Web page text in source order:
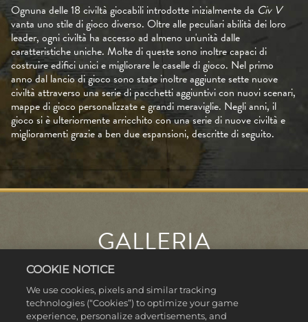
Ognuna delle 18 civiltà giocabili introdotte inizialmente da Civ V
vanta uno stile di gioco diverso. Oltre alle peculiari abilità dei loro
leader, ogni civiltà ha accesso ad almeno un'unità dalle
caratteristiche uniche. Molte di queste sono inoltre capaci di
costruire edifici unici e migliorare le caselle di gioco. Nel primo
anno dal lancio di gioco sono state inoltre aggiunte sette nuove
civiltà attraverso una serie di pacchetti aggiuntivi con nuovi scenari,
mappe di gioco personalizzate e grandi meraviglie. Negli anni, il
gioco si è ulteriormente arricchito con una serie di nuove civiltà e
miglioramenti grazie a ben due espansioni, descritte di seguito.
GALLERIA
COOKIE NOTICE
We use cookies, pixels and similar tracking
technologies (“Cookies”) to optimize your game
experience, personalize advertisements, and